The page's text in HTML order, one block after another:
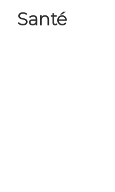
Santé